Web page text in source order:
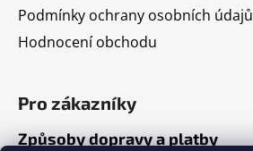
Podmínky ochrany osobních údajů
Hodnocení obchodu
Pro zákazníky
Způsoby dopravy a platby